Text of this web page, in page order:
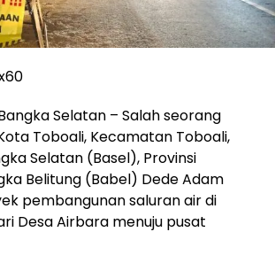
Selatan – Salah seorang
Toboali, Kecamatan Toboali,
Selatan (Basel), Provinsi
Belitung (Babel) Dede Adam
pembangunan saluran air di
Desa Airbara menuju pusat